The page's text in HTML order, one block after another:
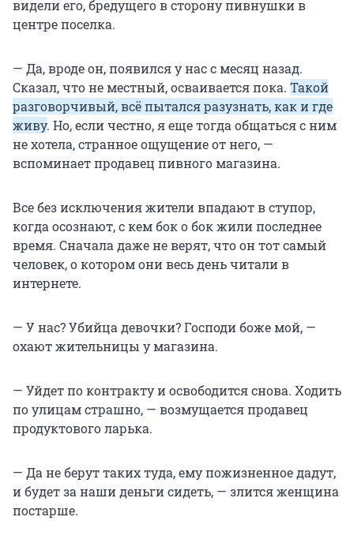
видели его, бредущего в сторону пивнушки в
центре поселка.
— Да, вроде он, появился у нас с месяц назад.
Сказал, что не местный, осваивается пока. Такой
разговорчивый, всё пытался разузнать, как и где
живу. Но, если честно, я еще тогда общаться с ним
не хотела, странное ощущение от него, —
вспоминает продавец пивного магазина.
Все без исключения жители впадают в ступор,
когда осознают, с кем бок о бок жили последнее
время. Сначала даже не верят, что он тот самый
человек, о котором они весь день читали в
интернете.
— У нас? Убийца девочки? Господи боже мой, —
охают жительницы у магазина.
— Уйдет по контракту и освободится снова. Ходить
по улицам страшно, — возмущается продавец
продуктового ларька.
— Да не берут таких туда, ему пожизненное дадут,
и будет за наши деньги сидеть, — злится женщина
постарше.